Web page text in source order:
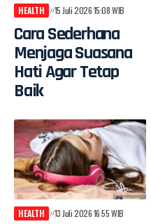
HEALTH 15 Juli 2026 15:08 WIB
Cara Sederhana
Menjaga Suasana
Hati Agar Tetap
Baik
HEALTH 13 Juli 2026 16:55 WIB